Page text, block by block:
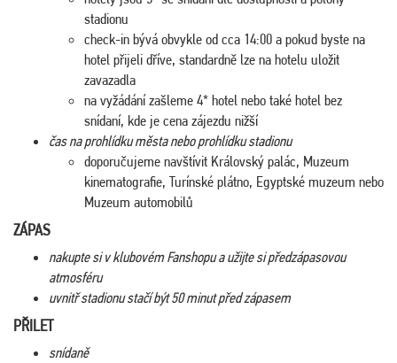
stadionu
check-in bývá obvykle od cca 14:00 a pokud byste na
hotel přijeli dříve, standardně lze na hotelu uložit
zavazadla
na vyžádání zašleme 4* hotel nebo také hotel bez
snídaní, kde je cena zájezdu nižší
čas na prohlídku města nebo prohlídku stadionu
doporučujeme navštívit Královský palác, Muzeum
kinematografie, Turínské plátno, Egyptské muzeum nebo
Muzeum automobilů
ZÁPAS
nakupte si v klubovém Fanshopu a užijte si předzápasovou
atmosféru
uvnitř stadionu stačí být 50 minut před zápasem
PŘILET
snídaně